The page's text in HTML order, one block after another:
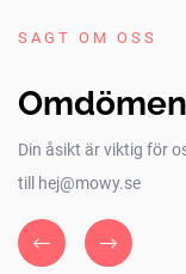
SAGT OM OSS
Omdömen
Din åsikt är viktig för
till hej@mowy.se